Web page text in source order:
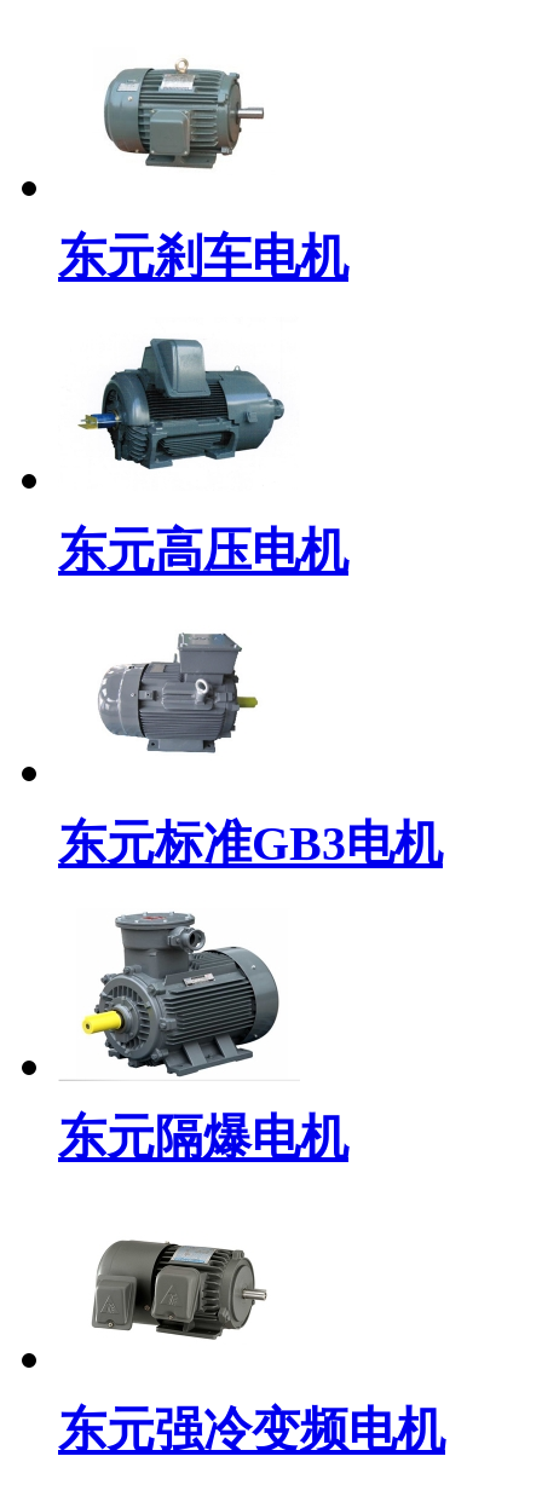
东元刹车电机
东元高压电机
东元标准GB3电机
东元隔爆电机
东元强冷变频电机